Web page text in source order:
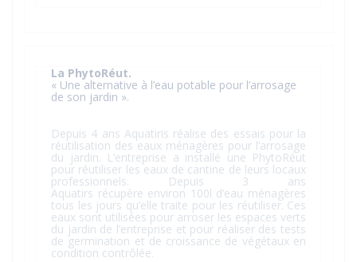
La PhytoRéut.
« Une alternative à l’eau potable pour l’arrosage
de son jardin ».
Depuis 4 ans Aquatiris réalise des essais pour la
réutilisation des eaux ménagères pour l’arrosage
du jardin. L’entreprise a installé une PhytoRéut
pour réutiliser les eaux de cantine de leurs locaux
professionnels. Depuis 3 ans
Aquatirs récupère environ 100l d’eau ménagères
tous les jours qu’elle traite pour les réutiliser. Ces
eaux sont utilisées pour arroser les espaces verts
du jardin de l’entreprise et pour réaliser des tests
de germination et de croissance de végétaux en
condition contrôlée.